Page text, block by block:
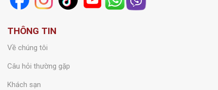
THÔNG TIN
Về chúng tôi
Câu hỏi thường gặp
Khách sạn